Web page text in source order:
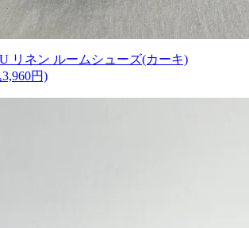
リネン ルームシューズ(カーキ)
円)